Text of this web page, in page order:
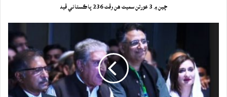
چين ۾ 3 عورتن سميت هن وقت 236 پاڪستاني قيد